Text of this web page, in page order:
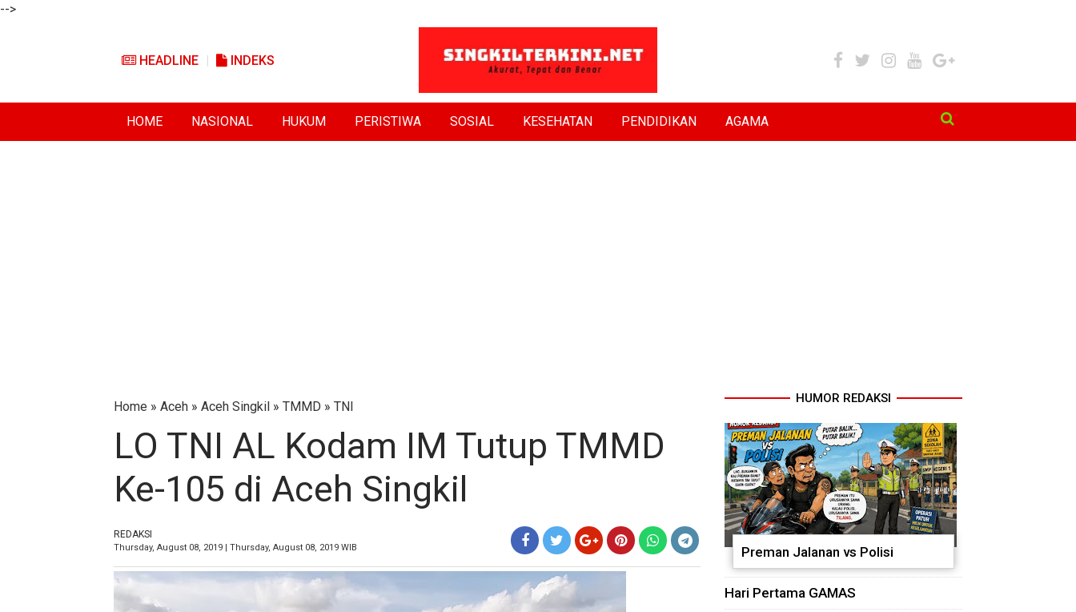
-->
HEADLINE INDEKS
HOME NASIONAL HUKUM PERISTIWA SOSIAL KESEHATAN PENDIDIKAN AGAMA
Home » Aceh » Aceh Singkil » TMMD » TNI
LO TNI AL Kodam IM Tutup TMMD
Ke-105 di Aceh Singkil
REDAKSI
Thursday, August 08, 2019 | Thursday, August 08, 2019 WIB
HUMOR REDAKSI
Preman Jalanan vs Polisi
Hari Pertama GAMAS